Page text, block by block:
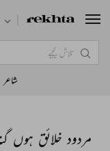
مردود خلائق ہوں
شاعر